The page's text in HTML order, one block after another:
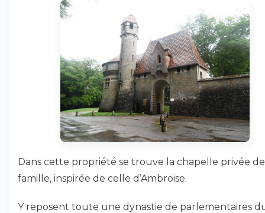
Dans cette propriété se trouve la chapelle privée
famille, inspirée de celle d’Ambroise.
Y reposent toute une dynastie de parlementaires